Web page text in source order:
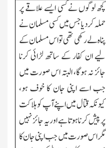
کچھ لوگوں نے کسی ایسے علاقے پر
حملہ کردیا جس میں کسی مسلمان نے
پناہ لے رکھی تھی تواس مسلمان کے
لیے ان کفار کے ساتھ لڑائی کرنا
جائز نہ ہوگا، البتہ اس صورت میں
جب اسے اپنی جان کا خوف ہو،
کیونکہ قتال میں اپنے آپ کو ہلاکت
پر پیش کرنا ہوتا ہے اور یہ جائز نہیں
مگر اس صورت میں جب اپنی جان کا